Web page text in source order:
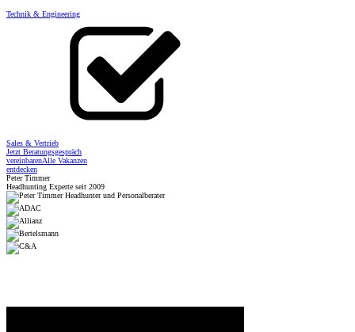
Technik & Engineering
Sales & Vertrieb
Jetzt Beratungsgespräch
vereinbarenAlle Vakanzen
entdecken
Peter Timmer
Headhunting Experte seit 2009